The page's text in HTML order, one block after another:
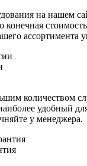
на нашем
конечная
ассортимента
количеством
удобный
у менеджера.